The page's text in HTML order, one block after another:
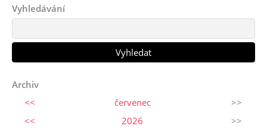
Vyhledávání
Archiv
<<
červenec
>>
<<
2026 >>